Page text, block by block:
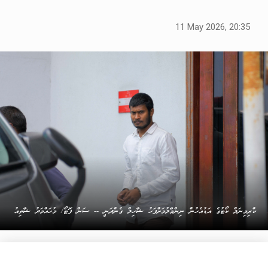
11 May 2026, 20:35
ކްރިމިނަލް ކޯޓުގެ އަޑުއެހުން ނިންމާލުމަށްފަހު ޝާހިލް ގެންދަނީ -- ސަން ފޮޓޯ/ މުހައްމަދު ޝާތިއު